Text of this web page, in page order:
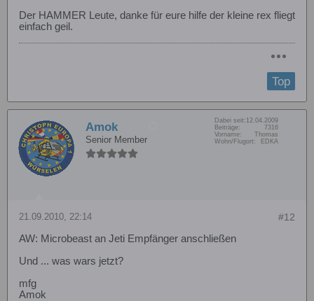
Der HAMMER Leute, danke für eure hilfe der kleine rex fliegt
einfach geil.
Top
Amok
Senior Member
Dabei seit: 12.04.2009
Beiträge:
7316
Vorname:
Thomas
Wohn/Flugort:
EDKA
#12
21.09.2010, 22:14
AW: Microbeast an Jeti Empfänger anschließen
Und ... was wars jetzt?
mfg
Amok